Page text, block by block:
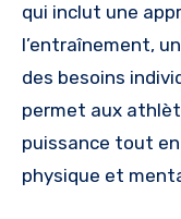
qui inclut une
l’entraînement,
des besoins
permet aux
puissance tout
physique et